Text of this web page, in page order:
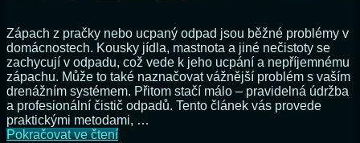
Zápach z pračky nebo ucpaný odpad jsou běžné problémy v
domácnostech. Kousky jídla, mastnota a jiné nečistoty se
zachycují v odpadu, což vede k jeho ucpání a nepříjemnému
zápachu. Může to také naznačovat vážnější problém s vaším
drenážním systémem. Přitom stačí málo – pravidelná údržba
a profesionální čistič odpadů. Tento článek vás provede
praktickými metodami, …
Pokračovat ve čteníOdtok